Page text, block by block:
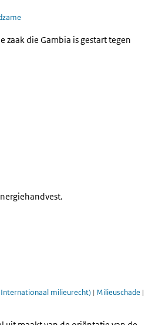
zaak die Gambia is gestart tegen
milieurecht) | Milieuschade |